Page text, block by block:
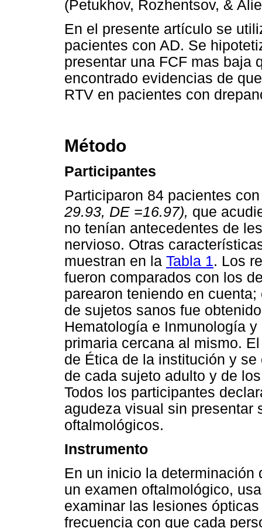
(Petukhov, Rozhentsov, &
En el presente artículo se
pacientes con AD. Se
presentar una FCF mas baja
encontrado evidencias de
RTV en pacientes con
Método
Participantes
Participaron 84 pacientes
29.93, DE =16.97), que
no tenían antecedentes de
nervioso. Otras
muestran en la Tabla 1. Los
fueron comparados con los
parearon teniendo en
de sujetos sanos fue
Hematología e Inmunología
primaria cercana al mismo.
de Ética de la institución y
de cada sujeto adulto y de
Todos los participantes
agudeza visual sin presentar
oftalmológicos.
Instrumento
En un inicio la determinación
un examen oftalmológico,
examinar las lesiones
frecuencia con que cada